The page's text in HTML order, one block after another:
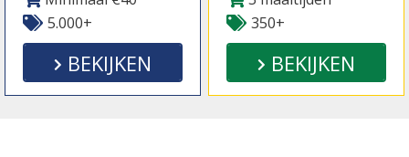
5.000+
BEKIJKEN
350+
BEKIJKEN